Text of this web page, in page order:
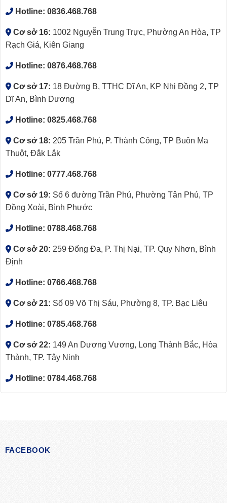
Hotline: 0836.468.768
Cơ sở 16: 1002 Nguyễn Trung Trực, Phường An Hòa, TP
Rạch Giá, Kiên Giang
Hotline: 0876.468.768
Cơ sở 17: 18 Đường B, TTHC Dĩ An, KP Nhị Đồng 2, TP
Dĩ An, Bình Dương
Hotline: 0825.468.768
Cơ sở 18: 205 Trần Phú, P. Thành Công, TP Buôn Ma
Thuột, Đắk Lắk
Hotline: 0777.468.768
Cơ sở 19: Số 6 đường Trần Phú, Phường Tân Phú, TP
Đồng Xoài, Bình Phước
Hotline: 0788.468.768
Cơ sở 20: 259 Đống Đa, P. Thị Nại, TP. Quy Nhơn, Bình
Định
Hotline: 0766.468.768
Cơ sở 21: Số 09 Võ Thị Sáu, Phường 8, TP. Bạc Liêu
Hotline: 0785.468.768
Cơ sở 22: 149 An Dương Vương, Long Thành Bắc, Hòa
Thành, TP. Tây Ninh
Hotline: 0784.468.768
FACEBOOK